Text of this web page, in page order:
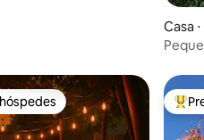
Casa
preferidos dos hóspedes